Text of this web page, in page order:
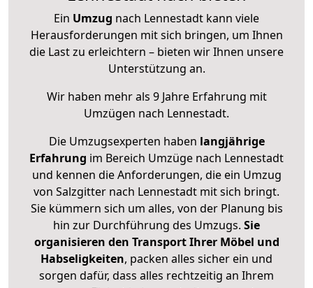
Ein Umzug nach Lennestadt kann viele
Herausforderungen mit sich bringen, um Ihnen
die Last zu erleichtern – bieten wir Ihnen unsere
Unterstützung an.
Wir haben mehr als 9 Jahre Erfahrung mit
Umzügen nach Lennestadt.
Die Umzugsexperten haben langjährige
Erfahrung im Bereich Umzüge nach Lennestadt
und kennen die Anforderungen, die ein Umzug
von Salzgitter nach Lennestadt mit sich bringt.
Sie kümmern sich um alles, von der Planung bis
hin zur Durchführung des Umzugs. Sie
organisieren den Transport Ihrer Möbel und
Habseligkeiten, packen alles sicher ein und
sorgen dafür, dass alles rechtzeitig an Ihrem